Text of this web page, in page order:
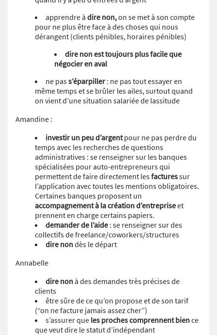
apprendre à dire non,on se met à son compte
pour ne plus être face à des choses qui nous
dérangent (clients pénibles, horaires pénibles)
dire non est toujours plus facile que
négocier en aval
ne pass’éparpiller: ne pas tout essayer en
même temps et se brûler les ailes, surtout quand
on vient d’une situation salariée de lassitude
Amandine :
investir un peu d’argentpour ne pas perdre du
temps avec les recherches de questions
administratives : se renseigner sur les banques
spécialisées pour auto-entrepreneurs qui
permettent de faire directement lesfacturessur
l’application avec toutes les mentions obligatoires.
Certaines banques proposent un
accompagnement à la création d’entrepriseet
prennent en charge certains papiers.
demander de l’aide : se renseigner sur des
collectifs de freelance/coworkers/structures
dire nondès le départ
Annabelle
dire nonà des demandes très précises de
clients
être sûre de ce qu’on propose et de son tarif
(“on ne facture jamais assez cher”)
s’assurer que les proches comprennent bience
que veut dire le statut d’indépendant